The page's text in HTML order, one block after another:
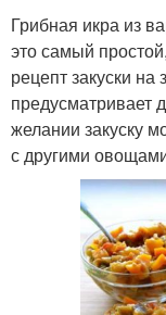
Грибная икра из
это самый
рецепт закуски
предусматривает
желании закуску
с другими